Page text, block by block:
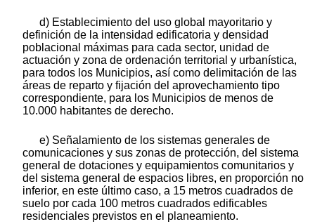
d) Establecimiento del uso global mayoritario y
definición de la intensidad edificatoria y densidad
poblacional máximas para cada sector, unidad de
actuación y zona de ordenación territorial y urbanística,
para todos los Municipios, así como delimitación de las
áreas de reparto y fijación del aprovechamiento tipo
correspondiente, para los Municipios de menos de
10.000 habitantes de derecho.
e) Señalamiento de los sistemas generales de
comunicaciones y sus zonas de protección, del sistema
general de dotaciones y equipamientos comunitarios y
del sistema general de espacios libres, en proporción no
inferior, en este último caso, a 15 metros cuadrados de
suelo por cada 100 metros cuadrados edificables
residenciales previstos en el planeamiento.